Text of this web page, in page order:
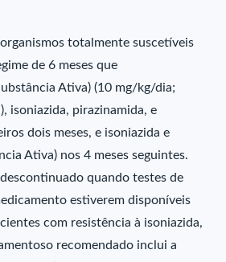
totalmente suscetíveis
de 6 meses que
Ativa) (10 mg/kg/dia;
isoniazida, pirazinamida, e
dois meses, e isoniazida e
Ativa) nos 4 meses seguintes.
quando testes de
estiverem disponíveis
com resistência à isoniazida,
recomendado inclui a